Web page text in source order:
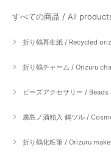
すべての商品 / All
折り鶴再生紙 / Recycled
折り鶴チャーム / Orizuru
ビーズアクセサリー /
廣島ノ酒粕入 鶴ツル /
折り鶴化粧筆 / Orizuru